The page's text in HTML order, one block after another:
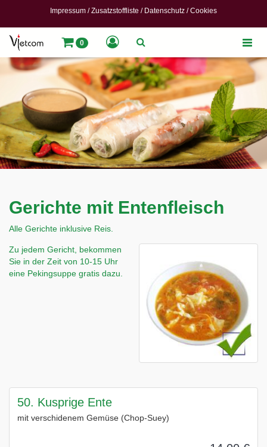
Impressum / Zusatzstoffliste / Datenschutz / Cookies
Toggle
0
Gerichte mit Entenfleisch
Alle Gerichte inklusive Reis.
Zu jedem Gericht, bekommen
Sie in der Zeit von 10-15 Uhr
eine Pekingsuppe gratis dazu.
50. Kusprige Ente
mit verschidenem Gemüse (Chop-Suey)